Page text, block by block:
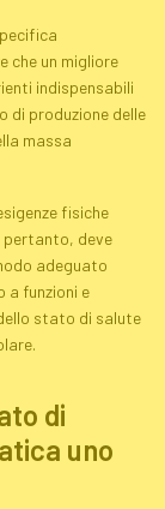
che un migliore
indispensabili
di produzione delle
massa
fisiche
pertanto, deve
adeguato
a funzioni e
stato di salute
di
uno